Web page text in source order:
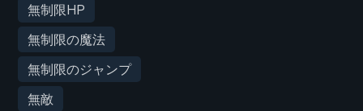
無制限HP
無制限の魔法
無制限のジャンプ
無敵